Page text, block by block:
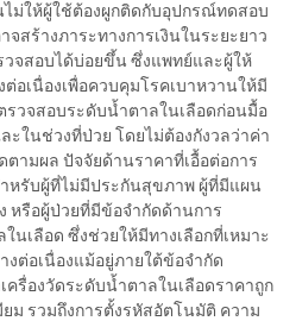
ม่ให้ผู้ใช้ต้องผูกติดกับอุปกรณ์ทดสอบ
จสร้างภาระทางการเงินในระยะยาว
จสอบได้บ่อยขึ้น ซึ่งแพทย์และผู้ให้
อเนื่องเพื่อควบคุมโรคเบาหวานให้มี
วจสอบระดับน้ำตาลในเลือดก่อนมื้อ
ะในช่วงที่ป่วย โดยไม่ต้องกังวลว่าค่า
ามผล ปัจจัยด้านราคาที่เอื้อต่อการ
หรับผู้ที่ไม่มีประกันสุขภาพ ผู้ที่มีแผน
หรือผู้ป่วยที่มีข้อจำกัดด้านการ
เลือด ซึ่งช่วยให้มีทางเลือกที่เหมาะ
ต่อเนื่องแม้อยู่ภายใต้ข้อจำกัด
ครื่องวัดระดับน้ำตาลในเลือดราคาถูก
ม รวมถึงการตั้งรหัสอัตโนมัติ ความ